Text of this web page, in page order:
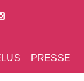
PRESSE